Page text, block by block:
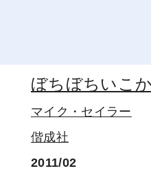
ぼちぼちいこ
マイク・セイラー
偕成社
2011/02